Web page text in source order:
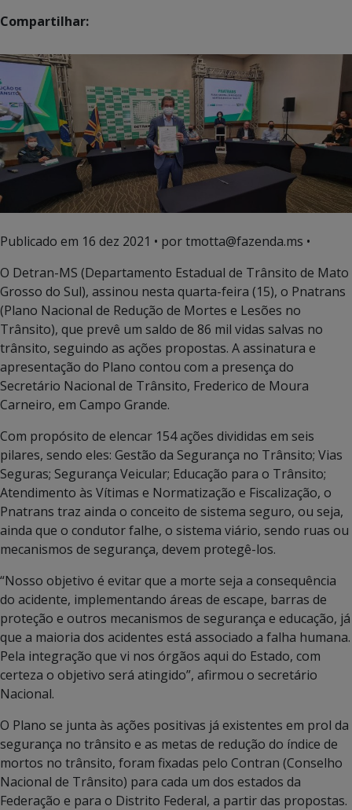
Compartilhar:
Publicado em 16 dez 2021 • por tmotta@fazenda.ms •
O Detran-MS (Departamento Estadual de Trânsito de Mato
Grosso do Sul), assinou nesta quarta-feira (15), o Pnatrans
(Plano Nacional de Redução de Mortes e Lesões no
Trânsito), que prevê um saldo de 86 mil vidas salvas no
trânsito, seguindo as ações propostas. A assinatura e
apresentação do Plano contou com a presença do
Secretário Nacional de Trânsito, Frederico de Moura
Carneiro, em Campo Grande.
Com propósito de elencar 154 ações divididas em seis
pilares, sendo eles: Gestão da Segurança no Trânsito; Vias
Seguras; Segurança Veicular; Educação para o Trânsito;
Atendimento às Vítimas e Normatização e Fiscalização, o
Pnatrans traz ainda o conceito de sistema seguro, ou seja,
ainda que o condutor falhe, o sistema viário, sendo ruas ou
mecanismos de segurança, devem protegê-los.
“Nosso objetivo é evitar que a morte seja a consequência
do acidente, implementando áreas de escape, barras de
proteção e outros mecanismos de segurança e educação, já
que a maioria dos acidentes está associado a falha humana.
Pela integração que vi nos órgãos aqui do Estado, com
certeza o objetivo será atingido”, afirmou o secretário
Nacional.
O Plano se junta às ações positivas já existentes em prol da
segurança no trânsito e as metas de redução do índice de
mortos no trânsito, foram fixadas pelo Contran (Conselho
Nacional de Trânsito) para cada um dos estados da
Federação e para o Distrito Federal, a partir das propostas.